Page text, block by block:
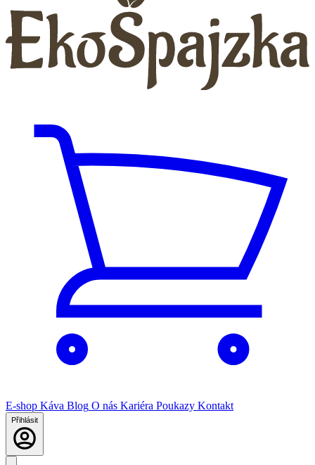
E-shop Káva Blog O nás Kariéra Poukazy Kontakt
Přihlásit